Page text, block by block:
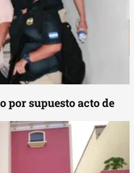
Tegucigalpa por caso
pornografía infantil